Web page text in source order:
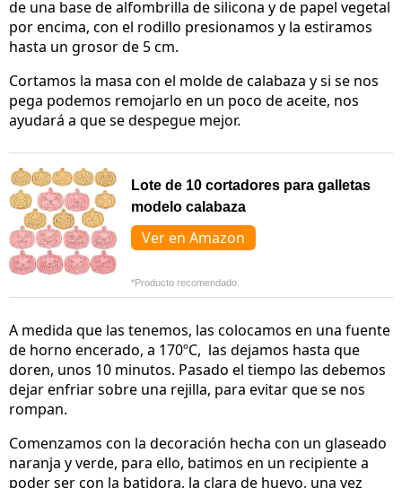
de una base de alfombrilla de silicona y de papel vegetal
por encima, con el rodillo presionamos y la estiramos
hasta un grosor de 5 cm.
Cortamos la masa con el molde de calabaza y si se nos
pega podemos remojarlo en un poco de aceite, nos
ayudará a que se despegue mejor.
Lote de 10 cortadores para galletas
modelo calabaza
Ver en Amazon
*Producto recomendado.
A medida que las tenemos, las colocamos en una fuente
de horno encerado, a 170ºC, las dejamos hasta que
doren, unos 10 minutos. Pasado el tiempo las debemos
dejar enfriar sobre una rejilla, para evitar que se nos
rompan.
Comenzamos con la decoración hecha con un glaseado
naranja y verde, para ello, batimos en un recipiente a
poder ser con la batidora, la clara de huevo, una vez